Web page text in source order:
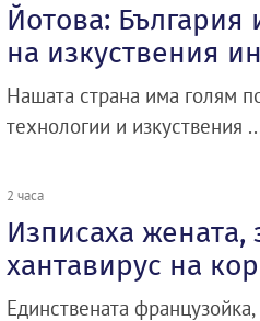
Йотова:
на изкуствения
Нашата страна има голям
технологии и изкуствения
2 часа
Изписаха жената,
хантавирус на
Единствената